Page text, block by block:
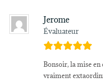
Jerome
Évaluateur
Bonsoir, la mise
vraiment